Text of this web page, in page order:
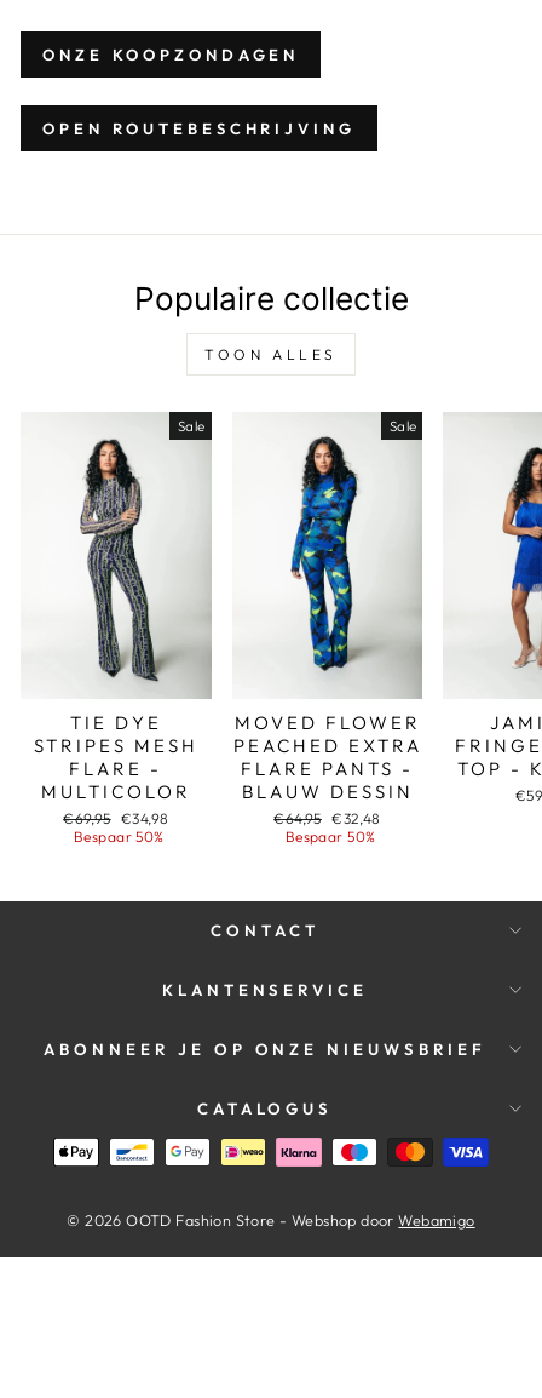
ONZE KOOPZONDAGEN
OPEN ROUTEBESCHRIJVING
Populaire collectie
TOON ALLES
Sale
TIE DYE
STRIPES MESH
FLARE -
MULTICOLOR
Adviesprijs
€69,95 Aanbiedingsprijs
€34,98
Bespaar 50%
Sale
MOVED FLOWER
PEACHED EXTRA
FLARE PANTS -
BLAUW DESSIN
Adviesprijs
€64,95 Aanbiedingsprijs
€32,48
Bespaar 50%
TOP -
CONTACT
KLANTENSERVICE
ABONNEER JE OP ONZE NIEUWSBRIEF
CATALOGUS
© 2026 OOTD Fashion Store - Webshop doorWebamigo